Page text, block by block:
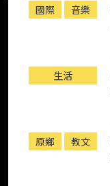
國際 音樂
生活
原鄉 教文